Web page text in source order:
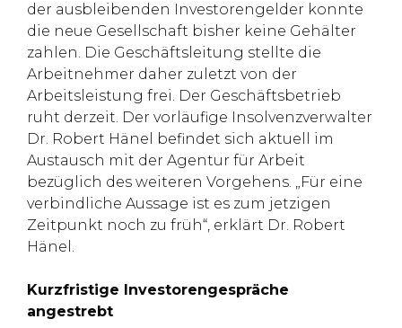
der ausbleibenden Investorengelder konnte
die neue Gesellschaft bisher keine Gehälter
zahlen. Die Geschäftsleitung stellte die
Arbeitnehmer daher zuletzt von der
Arbeitsleistung frei. Der Geschäftsbetrieb
ruht derzeit. Der vorläufige Insolvenzverwalter
Dr. Robert Hänel befindet sich aktuell im
Austausch mit der Agentur für Arbeit
bezüglich des weiteren Vorgehens. „Für eine
verbindliche Aussage ist es zum jetzigen
Zeitpunkt noch zu früh“, erklärt Dr. Robert
Hänel.
Kurzfristige Investorengespräche
angestrebt